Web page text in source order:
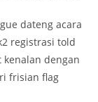
dateng acara
registrasi told
dengan
frisian flag